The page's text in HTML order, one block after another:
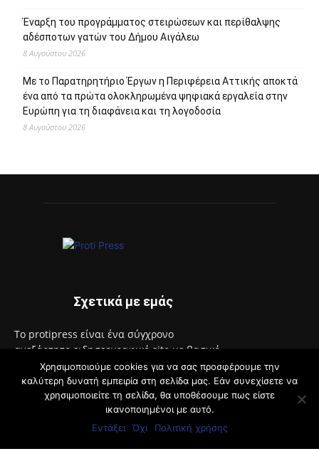
Έναρξη του προγράμματος στειρώσεων και περίθαλψης
αδέσποτων γατών του Δήμου Αιγάλεω
8 Αυγούστου 2026
Με το Παρατηρητήριο Έργων η Περιφέρεια Αττικής αποκτά
ένα από τα πρώτα ολοκληρωμένα ψηφιακά εργαλεία στην
Ευρώπη για τη διαφάνεια και τη λογοδοσία
8 Αυγούστου 2026
Σχετικά με εμάς
Το protipress είναι ένα σύγχρονο
ανεξάρτητο ειδησεογραφικό site με βασικό
στόχο την έγκυρη και έγκαιρη ενημέρωση
των πολιτών. Θα ενημερώνει με συνεχή ροή
για θέματα αυτοδιοίκησης, πολιτικής,
οικονομίας, κοινωνίας, διεθνή, υγείας,
αθλητικά, auto moto, life style.
Χρησιμοποιούμε cookies για να σας προσφέρουμε την
καλύτερη δυνατή εμπειρία στη σελίδα μας. Εάν συνεχίσετε να
χρησιμοποιείτε τη σελίδα, θα υποθέσουμε πως είστε
ικανοποιημένοι με αυτό.
Εντάξει
Όχι Πολιτική χρήσης